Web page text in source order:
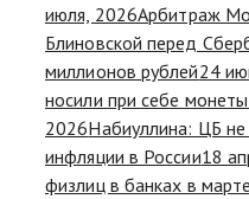
июля, 2026Арбитраж
Блиновской перед
миллионов рублей24
носили при себе
2026Набиуллина: ЦБ
инфляции в России18
физлиц в банках в